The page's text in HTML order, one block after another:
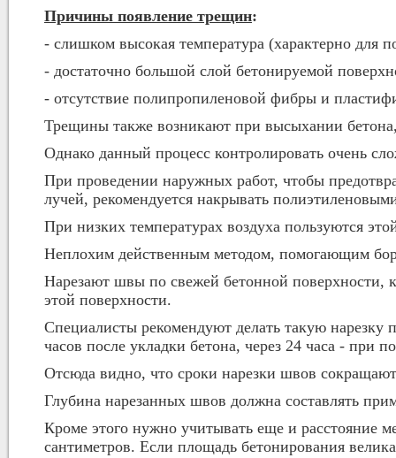
Причины появление трещин:
- слишком высокая температура (характерно
- достаточно большой слой бетонируемой
- отсутствие полипропиленовой фибры и
Трещины также возникают при высыхании бетона,
Однако данный процесс контролировать очень
При проведении наружных работ, чтобы
лучей, рекомендуется накрывать
При низких температурах воздуха пользуются
Неплохим действенным методом, помогающим
Нарезают швы по свежей бетонной поверхности,
этой поверхности.
Специалисты рекомендуют делать такую нарезку
часов после укладки бетона, через 24 часа - при
Отсюда видно, что сроки нарезки швов
Глубина нарезанных швов должна составлять
Кроме этого нужно учитывать еще и расстояние
сантиметров. Если площадь бетонирования